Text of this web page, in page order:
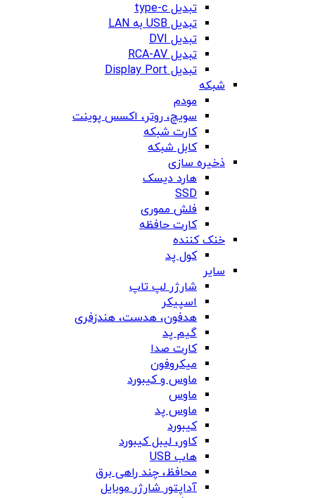
تبدیل type-c
تبدیل USB به LAN
تبدیل DVI
تبدیل RCA-AV
تبدیل Display Port
شبکه
مودم
سویچ، روتر، اکسس پوینت
کارت شبکه
کابل شبکه
ذخیره سازی
هارد دیسک
SSD
فلش مموری
کارت حافظه
خنک کننده
کول پد
سایر
شارژر لپ تاپ
اسپیکر
هدفون، هدست، هندزفری
گیم پد
کارت صدا
میکروفون
ماوس و کیبورد
ماوس
ماوس پد
کیبورد
کاور، لیبل کیبورد
هاب USB
محافظ، چند راهی برق
آداپتور شارژر موبایل